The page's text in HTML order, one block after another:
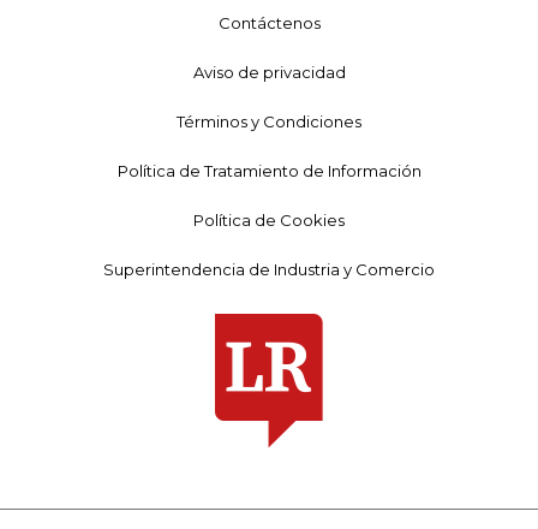
Contáctenos
Aviso de privacidad
Términos y Condiciones
Política de Tratamiento de Información
Política de Cookies
Superintendencia de Industria y Comercio